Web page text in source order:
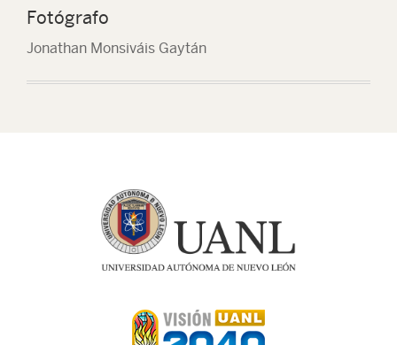
Fotógrafo
Jonathan Monsiváis Gaytán